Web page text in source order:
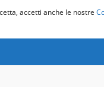
accetti anche le nostre